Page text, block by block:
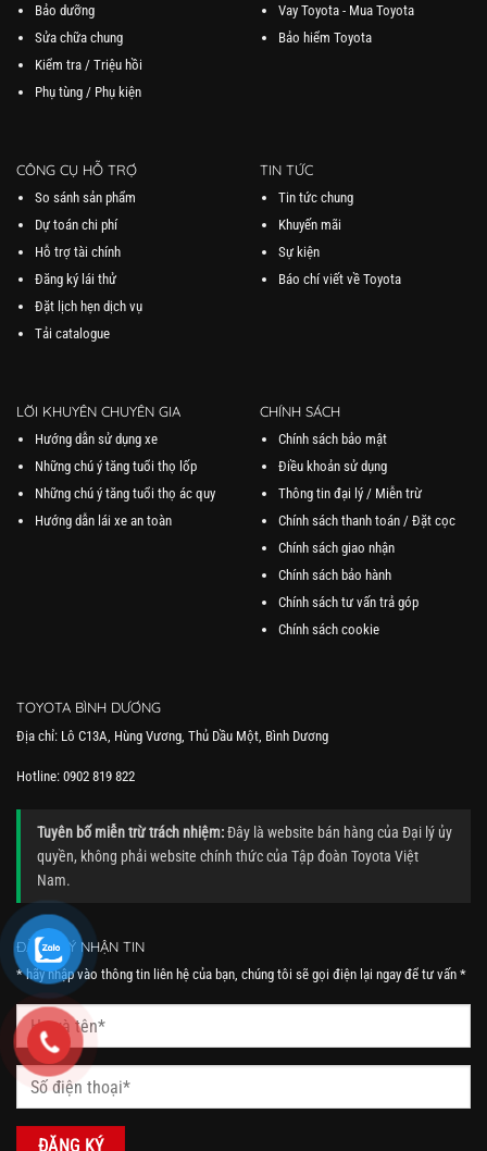
Bảo dưỡng
Sửa chữa chung
Kiểm tra / Triệu hồi
Phụ tùng / Phụ kiện
Vay Toyota - Mua Toyota
Bảo hiểm Toyota
CÔNG CỤ HỖ TRỢ
So sánh sản phẩm
Dự toán chi phí
Hỗ trợ tài chính
Đăng ký lái thử
Đặt lịch hẹn dịch vụ
Tải catalogue
TIN TỨC
Tin tức chung
Khuyến mãi
Sự kiện
Báo chí viết về Toyota
LỜI KHUYÊN CHUYÊN GIA
Hướng dẫn sử dụng xe
Những chú ý tăng tuổi thọ lốp
Những chú ý tăng tuổi thọ ác quy
Hướng dẫn lái xe an toàn
CHÍNH SÁCH
Chính sách bảo mật
Điều khoản sử dụng
Thông tin đại lý / Miễn trừ
Chính sách thanh toán / Đặt cọc
Chính sách giao nhận
Chính sách bảo hành
Chính sách tư vấn trả góp
Chính sách cookie
TOYOTA BÌNH DƯƠNG
Địa chỉ: Lô C13A, Hùng Vương, Thủ Dầu Một, Bình Dương
Hotline: 0902 819 822
Tuyên bố miễn trừ trách nhiệm:Đây là website bán hàng của Đại lý ủy
quyền, không phải website chính thức của Tập đoàn Toyota Việt
Nam.
ĐĂNG KÝ NHẬN TIN
* hãy nhập vào thông tin liên hệ của bạn, chúng tôi sẽ gọi điện lại ngay để tư vấn *